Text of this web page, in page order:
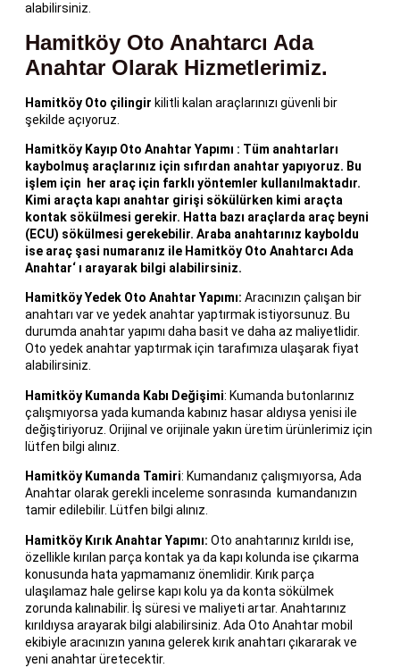
alabilirsiniz.
Hamitköy Oto Anahtarcı Ada
Anahtar Olarak Hizmetlerimiz.
Hamitköy Oto çilingir kilitli kalan araçlarınızı güvenli bir
şekilde açıyoruz.
Hamitköy Kayıp Oto Anahtar Yapımı : Tüm anahtarları
kaybolmuş araçlarınız için sıfırdan anahtar yapıyoruz. Bu
işlem için her araç için farklı yöntemler kullanılmaktadır.
Kimi araçta kapı anahtar girişi sökülürken kimi araçta
kontak sökülmesi gerekir. Hatta bazı araçlarda araç beyni
(ECU) sökülmesi gerekebilir. Araba anahtarınız kayboldu
ise araç şasi numaranız ile Hamitköy Oto Anahtarcı Ada
Anahtar‘ ı arayarak bilgi alabilirsiniz.
Hamitköy Yedek Oto Anahtar Yapımı: Aracınızın çalışan bir
anahtarı var ve yedek anahtar yaptırmak istiyorsunuz. Bu
durumda anahtar yapımı daha basit ve daha az maliyetlidir.
Oto yedek anahtar yaptırmak için tarafımıza ulaşarak fiyat
alabilirsiniz.
Hamitköy Kumanda Kabı Değişimi: Kumanda butonlarınız
çalışmıyorsa yada kumanda kabınız hasar aldıysa yenisi ile
değiştiriyoruz. Orijinal ve orijinale yakın üretim ürünlerimiz için
lütfen bilgi alınız.
Hamitköy Kumanda Tamiri: Kumandanız çalışmıyorsa, Ada
Anahtar olarak gerekli inceleme sonrasında kumandanızın
tamir edilebilir. Lütfen bilgi alınız.
Hamitköy Kırık Anahtar Yapımı: Oto anahtarınız kırıldı ise,
özellikle kırılan parça kontak ya da kapı kolunda ise çıkarma
konusunda hata yapmamanız önemlidir. Kırık parça
ulaşılamaz hale gelirse kapı kolu ya da konta sökülmek
zorunda kalınabilir. İş süresi ve maliyeti artar. Anahtarınız
kırıldıysa arayarak bilgi alabilirsiniz. Ada Oto Anahtar mobil
ekibiyle aracınızın yanına gelerek kırık anahtarı çıkararak ve
yeni anahtar üretecektir.